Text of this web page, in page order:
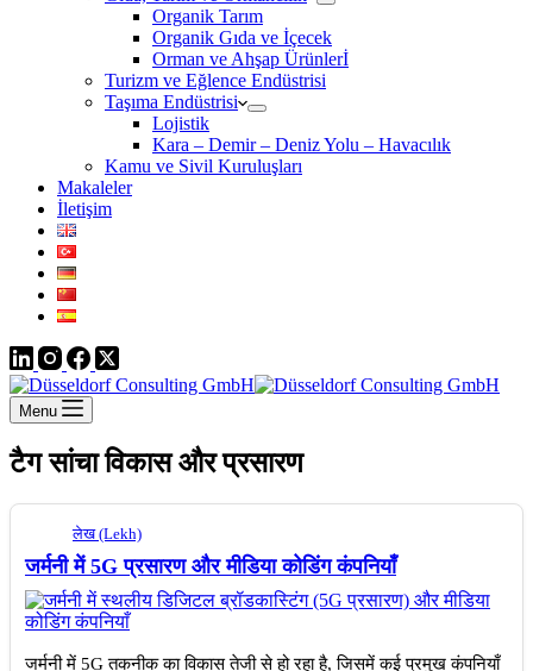
Organik Tarım
Organik Gıda ve İçecek
Orman ve Ahşap Ürünlerİ
Turizm ve Eğlence Endüstrisi
Taşıma Endüstrisi
Lojistik
Kara – Demir – Deniz Yolu – Havacılık
Kamu ve Sivil Kuruluşları
Makaleler
İletişim
Menu
टैगसांचा विकास और प्रसारण
लेख (Lekh)
जर्मनी में 5G प्रसारण और मीडिया कोडिंग कंपनियाँ
जर्मनी में 5G तकनीक का विकास तेजी से हो रहा है, जिसमें कई प्रमुख कंपनियाँ